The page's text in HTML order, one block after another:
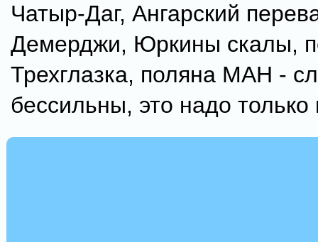
Чатыр-Даг, Ангарский
Демерджи, Юркины скалы,
Трехглазка, поляна МАН -
бессильны, это надо только